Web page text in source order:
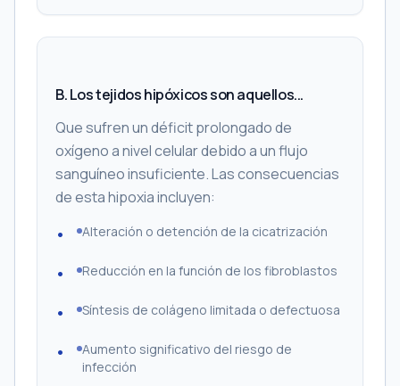
B. Los tejidos hipóxicos son aquellos...
Que sufren un déficit prolongado de
oxígeno a nivel celular debido a un flujo
sanguíneo insuficiente. Las consecuencias
de esta hipoxia incluyen:
Alteración o detención de la cicatrización
Reducción en la función de los fibroblastos
Síntesis de colágeno limitada o defectuosa
Aumento significativo del riesgo de
infección